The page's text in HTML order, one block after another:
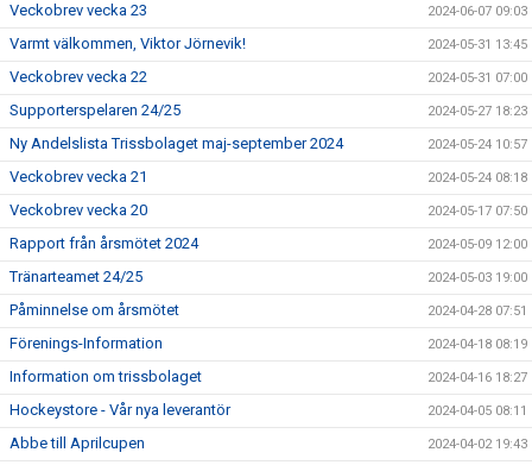
Veckobrev vecka 23 2024-06-07 09:03
Varmt välkommen, Viktor Jörnevik! 2024-05-31 13:45
Veckobrev vecka 22 2024-05-31 07:00
Supporterspelaren 24/25 2024-05-27 18:23
Ny Andelslista Trissbolaget maj-september 2024 2024-05-24 10:57
Veckobrev vecka 21 2024-05-24 08:18
Veckobrev vecka 20 2024-05-17 07:50
Rapport från årsmötet 2024 2024-05-09 12:00
Tränarteamet 24/25 2024-05-03 19:00
Påminnelse om årsmötet 2024-04-28 07:51
Förenings-Information 2024-04-18 08:19
Information om trissbolaget 2024-04-16 18:27
Hockeystore - Vår nya leverantör 2024-04-05 08:11
Abbe till Aprilcupen 2024-04-02 19:43